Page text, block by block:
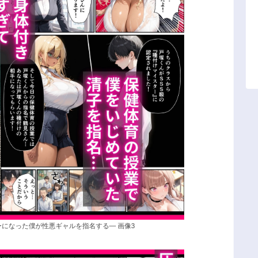
なった僕が性悪ギャルを指名する― 画像3